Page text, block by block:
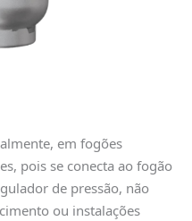
em fogões
pois se conecta ao fogão
de pressão, não
ou instalações